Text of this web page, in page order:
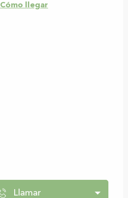
Cómo llegar
Llamar